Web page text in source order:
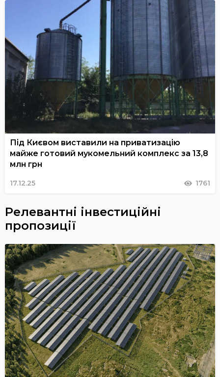
Під Києвом виставили на приватизацію
майже готовий мукомельний комплекс за 13,8
млн грн
17.12.25 1761
Релевантні інвестиційні
пропозиції